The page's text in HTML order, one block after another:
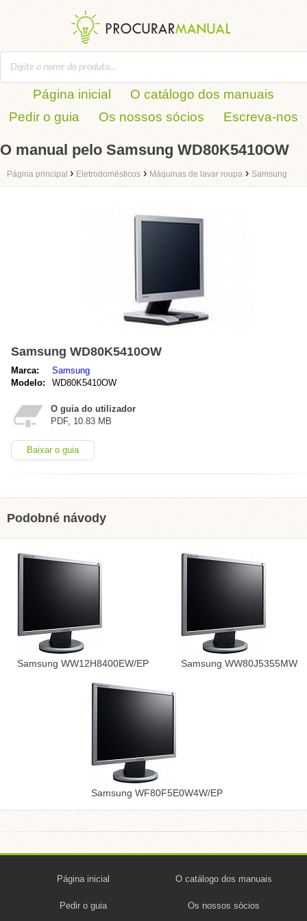
Página inicial
O catálogo dos manuais
Pedir o guia
Os nossos sócios Escreva-nos
O manual pelo Samsung WD80K5410OW
Página principal › Eletrodomésticos › Máquinas de lavar roupa › Samsung
Samsung WD80K5410OW
Marca:
Samsung
Modelo:
WD80K5410OW
O guia do utilizador
PDF, 10.83 MB
Baixar o guia
Podobné návody
Samsung WW12H8400EW/EP Samsung WW80J5355MW
Samsung WF80F5E0W4W/EP
Página inicial O catálogo dos manuais
Pedir o guia Os nossos sócios